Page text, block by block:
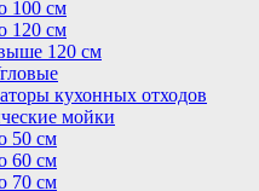
100 см
120 см
120 см
кухонных отходов
мойки
50 см
60 см
70 см